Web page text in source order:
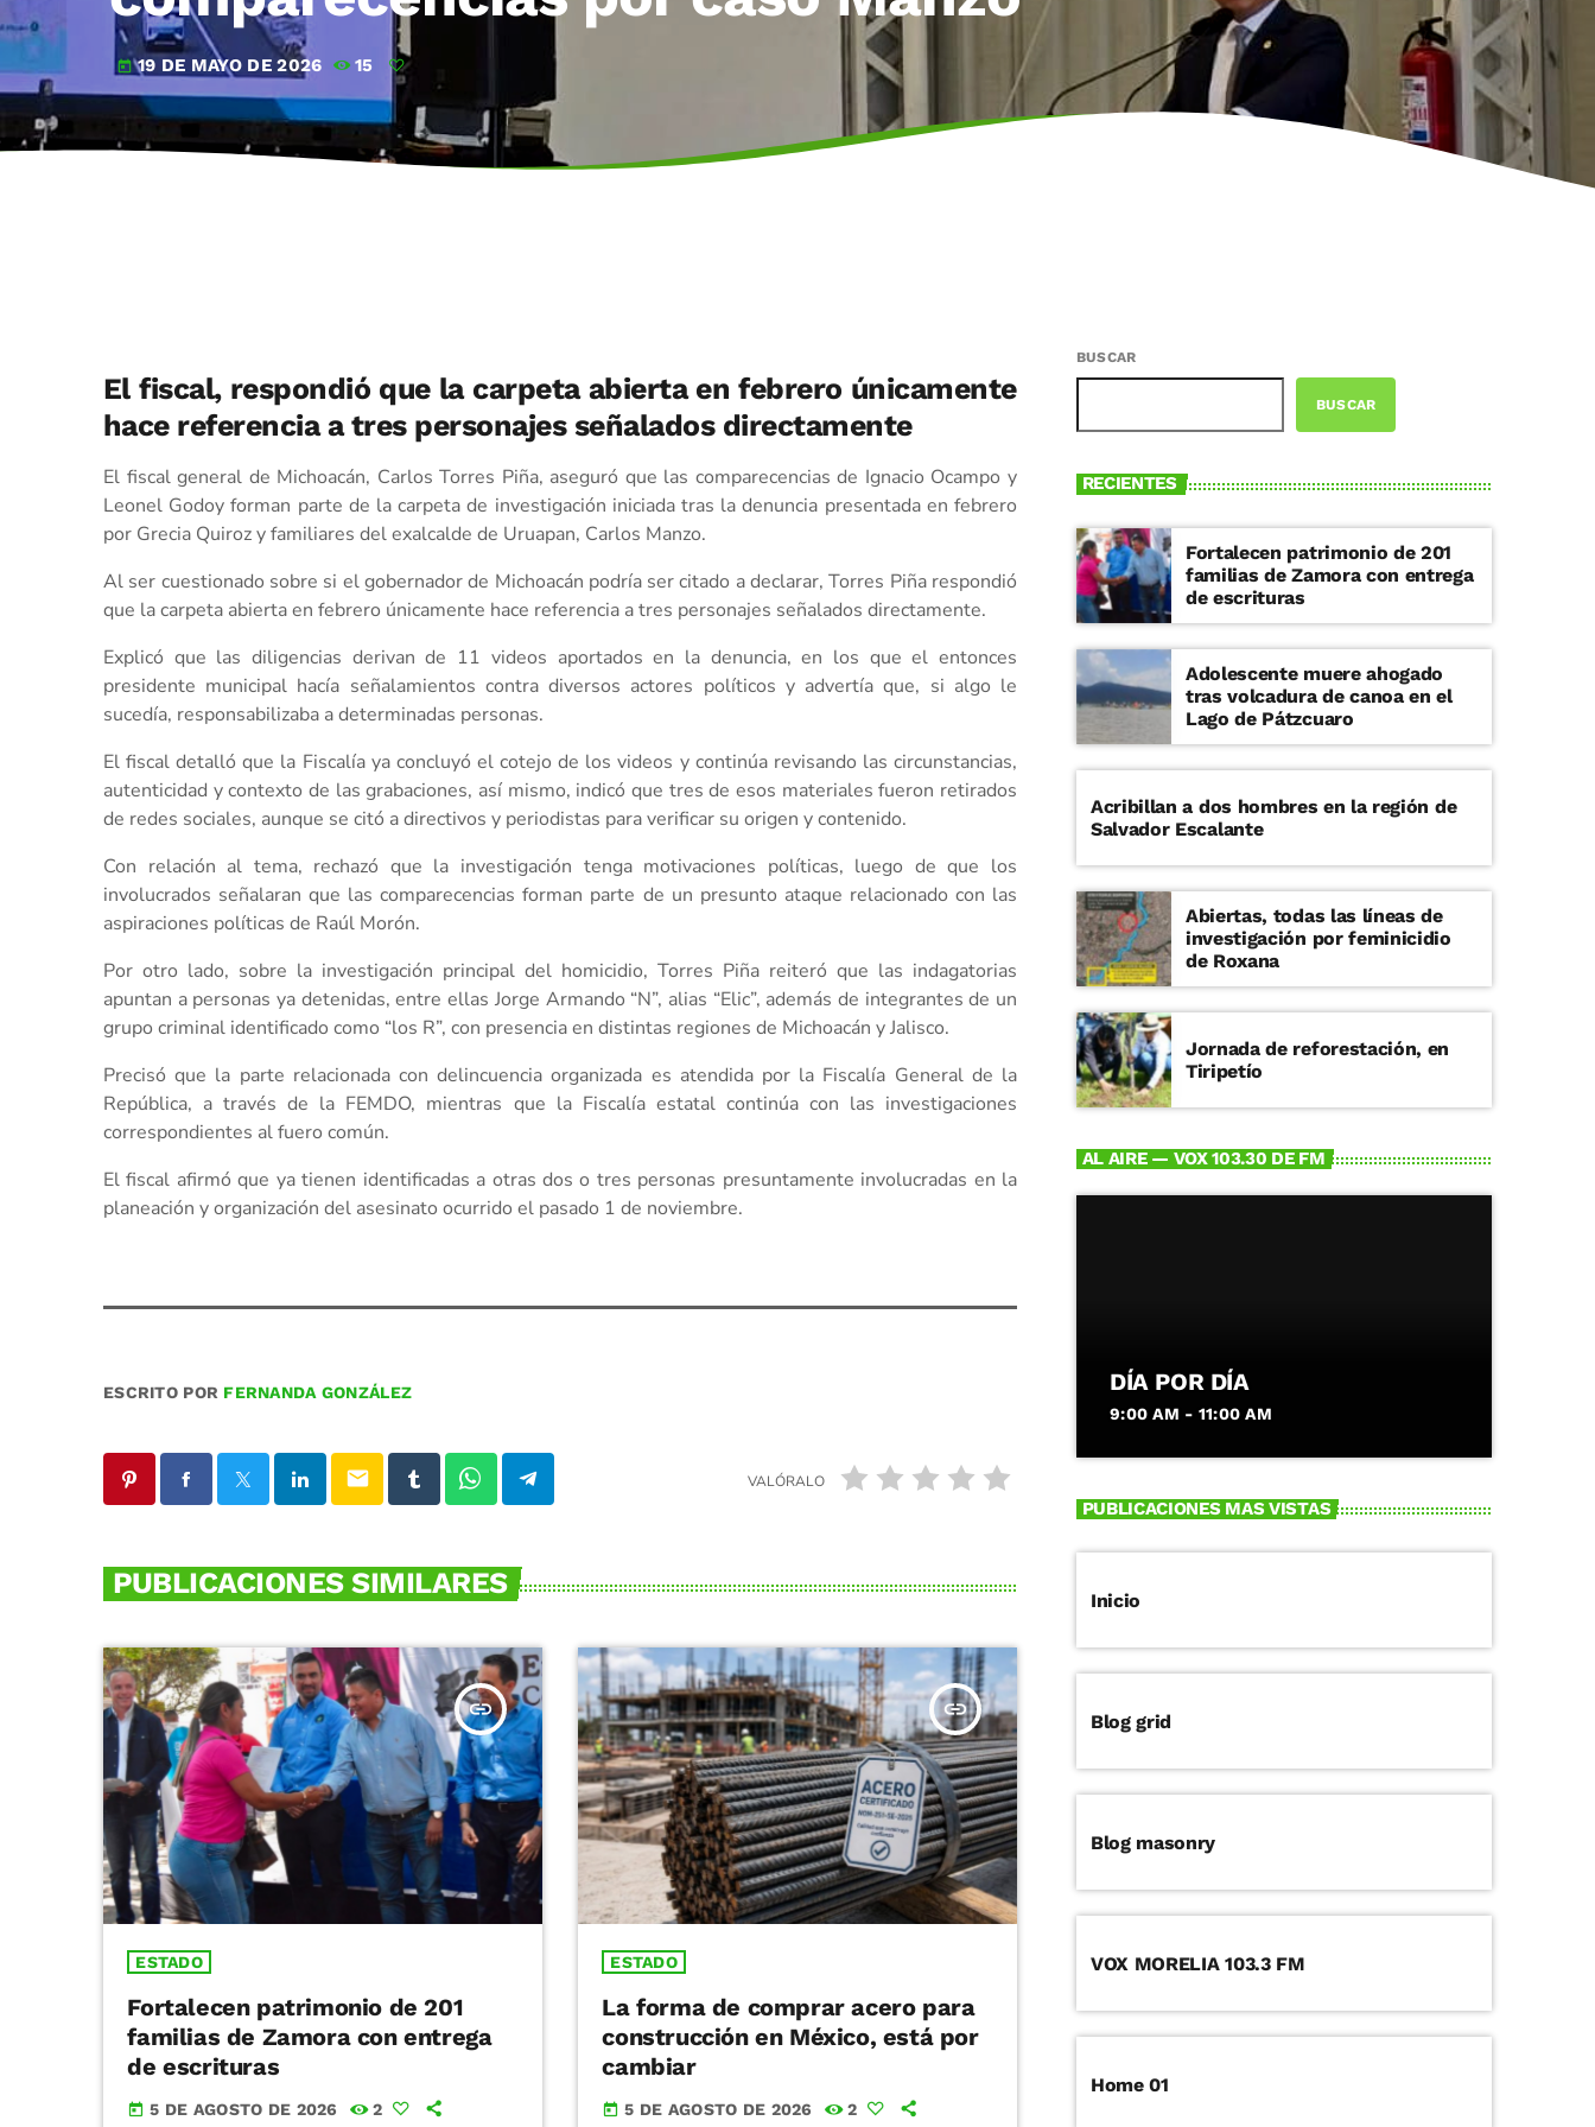
today 19 DE MAYO DE 2026 15
El fiscal, respondió que la carpeta abierta en febrero únicamente
hace referencia a tres personajes señalados directamente
El fiscal general de Michoacán, Carlos Torres Piña, aseguró que las comparecencias de Ignacio Ocampo y
Leonel Godoy forman parte de la carpeta de investigación iniciada tras la denuncia presentada en febrero
por Grecia Quiroz y familiares del exalcalde de Uruapan, Carlos Manzo.
Al ser cuestionado sobre si el gobernador de Michoacán podría ser citado a declarar, Torres Piña respondió
que la carpeta abierta en febrero únicamente hace referencia a tres personajes señalados directamente.
Explicó que las diligencias derivan de 11 videos aportados en la denuncia, en los que el entonces
presidente municipal hacía señalamientos contra diversos actores políticos y advertía que, si algo le
sucedía, responsabilizaba a determinadas personas.
El fiscal detalló que la Fiscalía ya concluyó el cotejo de los videos y continúa revisando las circunstancias,
autenticidad y contexto de las grabaciones, así mismo, indicó que tres de esos materiales fueron retirados
de redes sociales, aunque se citó a directivos y periodistas para verificar su origen y contenido.
Con relación al tema, rechazó que la investigación tenga motivaciones políticas, luego de que los
involucrados señalaran que las comparecencias forman parte de un presunto ataque relacionado con las
aspiraciones políticas de Raúl Morón.
Por otro lado, sobre la investigación principal del homicidio, Torres Piña reiteró que las indagatorias
apuntan a personas ya detenidas, entre ellas Jorge Armando “N”, alias “Elic”, además de integrantes de un
grupo criminal identificado como “los R”, con presencia en distintas regiones de Michoacán y Jalisco.
Precisó que la parte relacionada con delincuencia organizada es atendida por la Fiscalía General de la
República, a través de la FEMDO, mientras que la Fiscalía estatal continúa con las investigaciones
correspondientes al fuero común.
El fiscal afirmó que ya tienen identificadas a otras dos o tres personas presuntamente involucradas en la
planeación y organización del asesinato ocurrido el pasado 1 de noviembre.
ESCRITO POR FERNANDA GONZÁLEZ
email VALÓRALO
PUBLICACIONES SIMILARES
insert_link
ESTADO
Fortalecen patrimonio de 201
familias de Zamora con entrega
de escrituras
today 5 DE AGOSTO DE 2026 2
insert_link
ESTADO
La forma de comprar acero para
construcción en México, está por
cambiar
today 5 DE AGOSTO DE 2026 2
BUSCAR
BUSCAR
RECIENTES
Fortalecen patrimonio de 201
familias de Zamora con entrega
de escrituras
Adolescente muere ahogado
tras volcadura de canoa en el
Lago de Pátzcuaro
Acribillan a dos hombres en la región de
Salvador Escalante
Abiertas, todas las líneas de
investigación por feminicidio
de Roxana
Jornada de reforestación, en
Tiripetío
AL AIRE — VOX 103.30 DE FM
DÍA POR DÍA
9:00 AM - 11:00 AM
PUBLICACIONES MAS VISTAS
Inicio
Blog grid
Blog masonry
VOX MORELIA 103.3 FM
Home 01